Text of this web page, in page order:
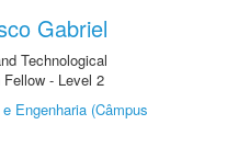
Gabriel
Technological
- Level 2
Engenharia (Câmpus